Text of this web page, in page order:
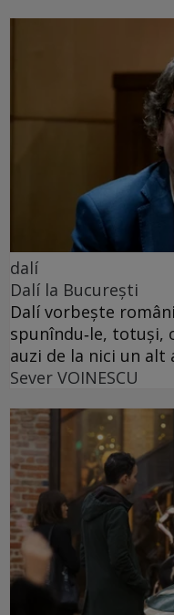
dalí
Dalí la București
Dalí vorbește
spunîndu‑le, totuși,
auzi de la nici un alt
Sever VOINESCU